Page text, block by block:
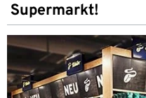
Supermarkt!